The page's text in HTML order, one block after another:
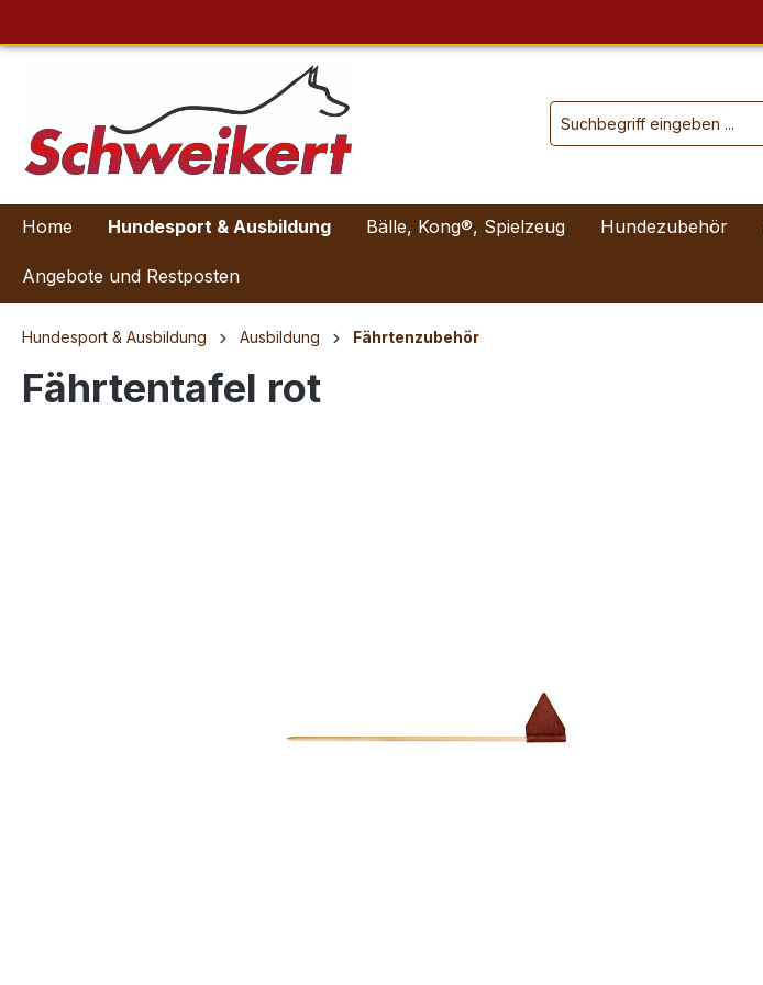
Home Hundesport & Ausbildung Bälle, Kong®, Spielzeug Hundezubehör
Angebote und Restposten
Hundesport & Ausbildung Ausbildung Fährtenzubehör
Fährtentafel rot